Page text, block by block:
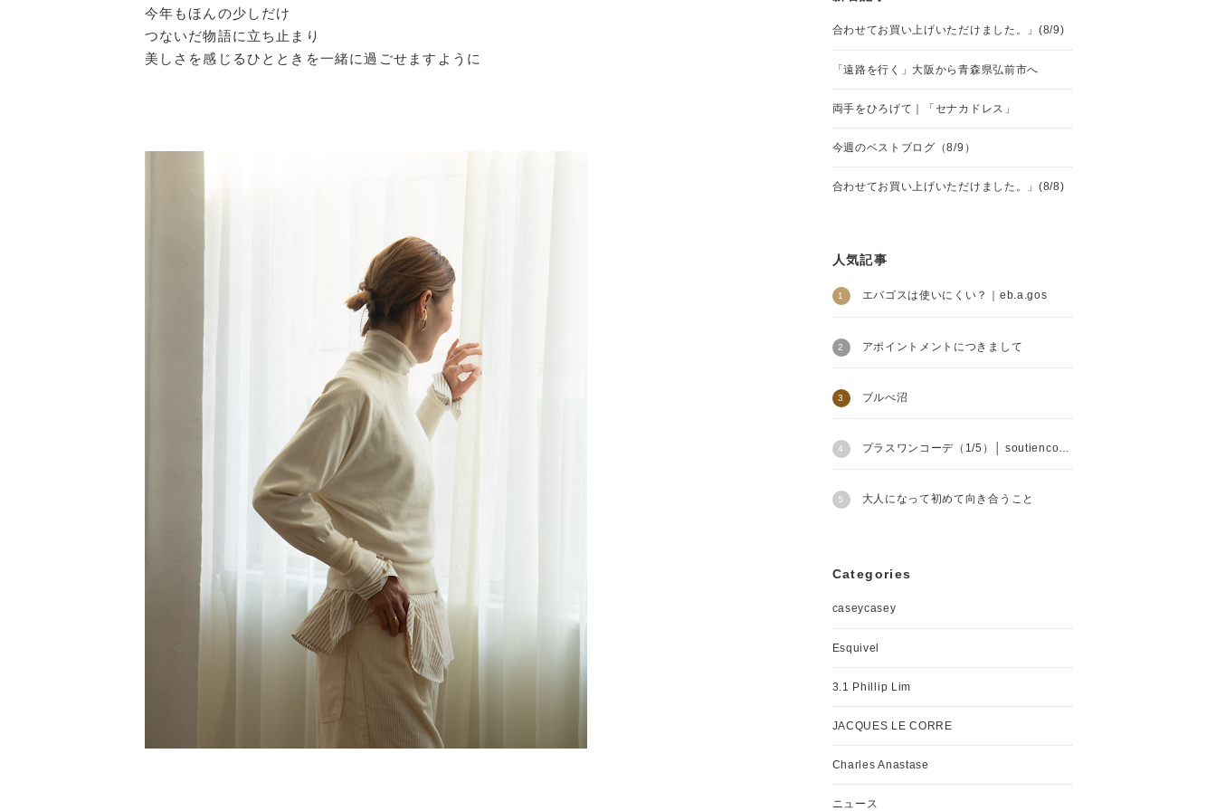
今年もほんの少しだけ
つないだ物語に立ち止まり
美しさを感じるひとときを一緒に過ごせますように
合わせてお買い上げいただけました。」(8/9)
「遠路を行く」大阪から青森県弘前市へ
両手をひろげて｜「セナカドレス」
今週のベストブログ（8/9）
合わせてお買い上げいただけました。」(8/8)
人気記事
エバゴスは使いにくい？｜eb.a.gos
アポイントメントにつきまして
ブルべ沼
プラスワンコーデ（1/5）│ soutiencollar
大人になって初めて向き合うこと
Categories
caseycasey
Esquivel
3.1 Phillip Lim
JACQUES LE CORRE
Charles Anastase
ニュース